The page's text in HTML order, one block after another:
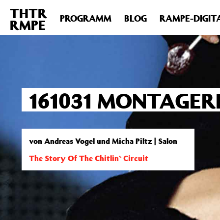
Deprecated : Die Funktion post_permalink ist seit Version
includes/functions.phpon line6031
THTR
RMPE PROGRAMM BLOG RAMPE-
161031
von Andreas Vogel und Micha Piltz | Salon
The Story Of The Chitlin` Circuit